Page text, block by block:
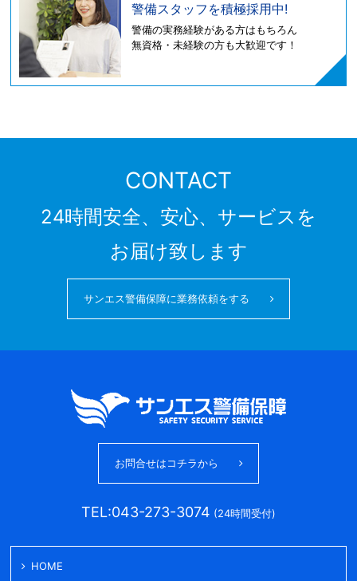
警備スタッフを積極採用中!
警備の実務経験がある方はもちろん
無資格・未経験の方も大歓迎です！
CONTACT
24時間安全、安心、サービスを
お届け致します
サンエス警備保障に業務依頼をする
お問合せはコチラから
TEL:043-273-3074 (24時間受付)
HOME